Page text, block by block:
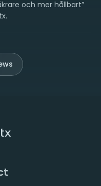
och mer hållbart”